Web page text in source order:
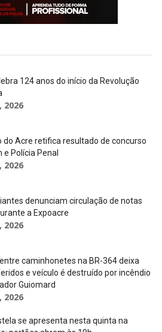
124 anos do início da Revolução
2026
do Acre retifica resultado de concurso
e Polícia Penal
2026
denunciam circulação de notas
a Expoacre
2026
caminhonetes na BR-364 deixa
e veículo é destruído por incêndio
Guiomard
2026
se apresenta nesta quinta na